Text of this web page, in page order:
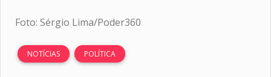
Foto: Sérgio Lima/Poder360
NOTÍCIAS POLÍTICA